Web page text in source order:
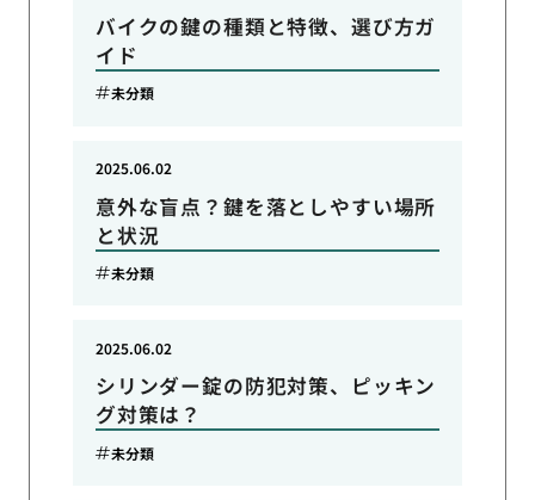
バイクの鍵の種類と特徴、選び方ガ
イド
未分類
意外な盲点？鍵を落としやすい場所
と状況
2025.06.02
未分類
シリンダー錠の防犯対策、ピッキン
グ対策は？
2025.06.02
未分類